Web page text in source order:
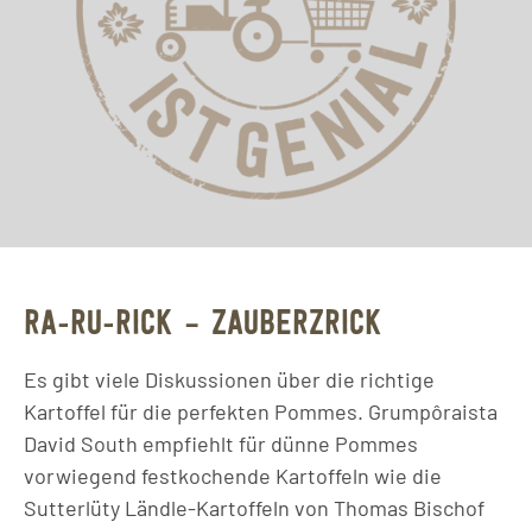
RA-RU-RICK – ZAUBERZRICK
Es gibt viele Diskussionen über die richtige
Kartoffel für die perfekten Pommes. Grumpôraista
David South empfiehlt für dünne Pommes
vorwiegend festkochende Kartoffeln wie die
Sutterlüty Ländle-Kartoffeln von Thomas Bischof